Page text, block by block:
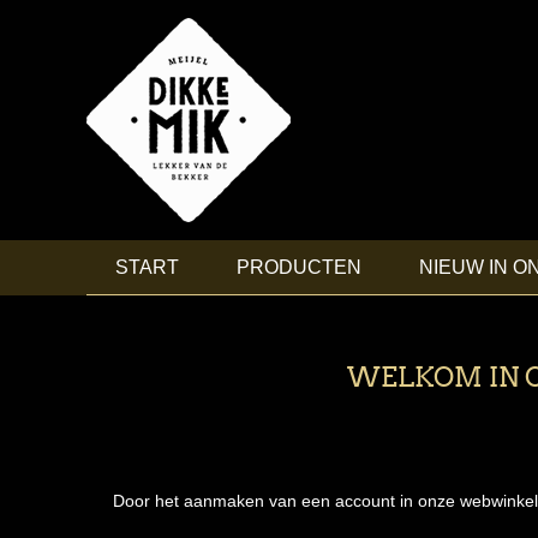
START PRODUCTEN NIEUW IN
WELKOM IN
Door het aanmaken van een account in onze